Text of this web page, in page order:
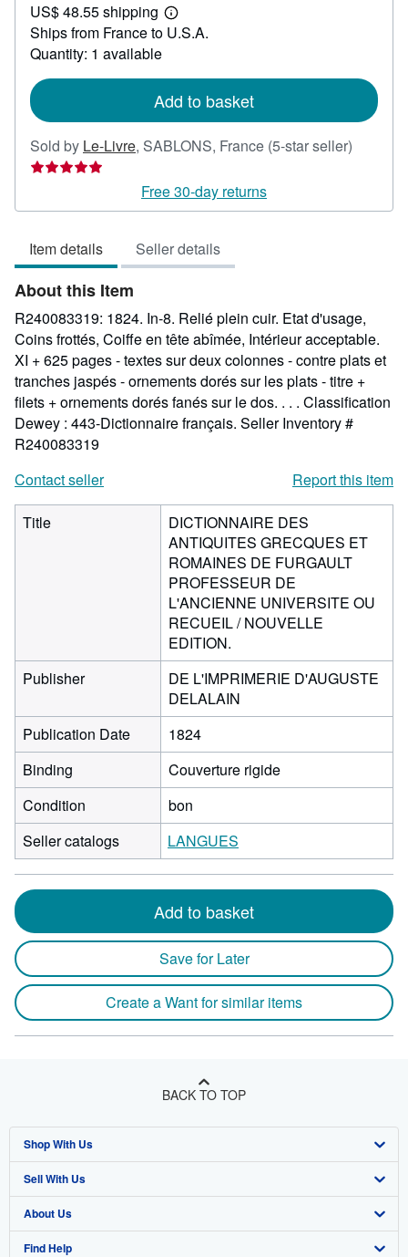
184.54
US$ 48.55 shipping
Learn
more
Ships from France to U.S.A.
Quantity: 1 available
Add to basket
Sold by Le-Livre, SABLONS, France (5-star seller)
out
Free 30-day returns
Item details Seller details
About this Item
R240083319: 1824. In-8. Relié plein cuir. Etat d'usage,
Coins frottés, Coiffe en tête abîmée, Intérieur acceptable.
XI + 625 pages - textes sur deux colonnes - contre plats et
tranches jaspés - ornements dorés sur les plats - titre +
filets + ornements dorés fanés sur le dos. . . . Classification
Dewey : 443-Dictionnaire français. Seller Inventory #
R240083319
Contact seller
Report this item
Title
DICTIONNAIRE DES
ANTIQUITES GRECQUES ET
ROMAINES DE FURGAULT
PROFESSEUR DE
L'ANCIENNE UNIVERSITE OU
RECUEIL / NOUVELLE
EDITION.
Publisher
DE L'IMPRIMERIE D'AUGUSTE
DELALAIN
Publication Date
1824
Binding
Couverture rigide
Condition
bon
Seller catalogs
LANGUES
Add to basket
Save for Later
Create a Want for similar items
BACK TO TOP
Shop With Us
Advanced Search
Browse Collections
My Account
Sell With Us
Start Selling
Join Our Affiliate Program
About Us
About AbeBooks
Find Help